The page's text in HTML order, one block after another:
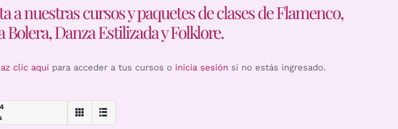
a nuestras cursos y paquetes de clases de Flamenco,
Bolera, Danza Estilizada y Folklore.
clic aquí para acceder a tus cursos o inicia sesión si no estás ingresado.